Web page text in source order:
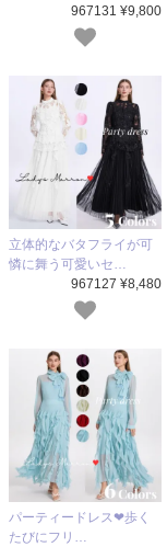
967131 ¥9,800
立体的なバタフライが可
憐に舞う可愛いセ…
967127 ¥8,480
パーティードレス❤歩く
たびにフリ…